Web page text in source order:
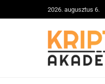
2026. augusztus 6.